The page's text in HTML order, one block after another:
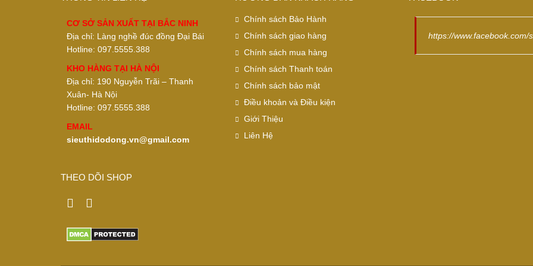
CƠ SỞ SẢN XUẤT TẠI BẮC NINH
Địa chỉ: Làng nghề đúc đồng Đại Bái
Hotline: 097.5555.388
KHO HÀNG TẠI HÀ NỘI
Địa chỉ: 190 Nguyễn Trãi – Thanh
Xuân- Hà Nội
Hotline: 097.5555.388
EMAIL
sieuthidodong.vn@gmail.com
THEO DÕI SHOP
Chính sách Bảo Hành
Chính sách giao hàng
Chính sách mua hàng
Chính sách Thanh toán
Chính sách bảo mật
Điều khoản và Điều kiện
Giới Thiệu
Liên Hệ
https://www.facebook.com/